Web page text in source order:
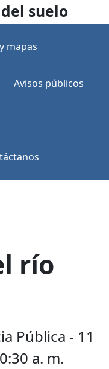
suelo
mapas
Avisos públicos
río
Pública - 11
a. m.